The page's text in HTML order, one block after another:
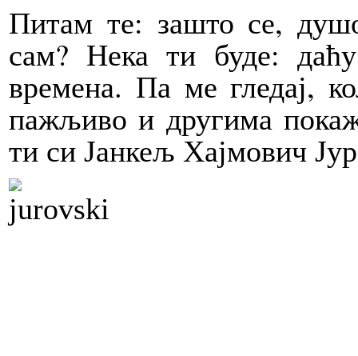
Питам те: зашто се,
сам? Нека ти буде:
времена. Па ме гледај,
пажљиво и другима
ти си Јанкељ Хајмович